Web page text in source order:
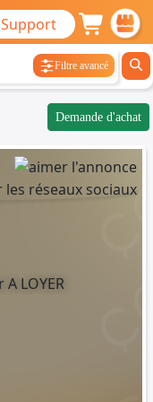
Support
Filtre avancé
Demande d'achat